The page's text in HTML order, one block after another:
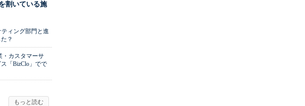
割いている施
ィング部門と進
？
・カスタマーサ
「BizClo」でで